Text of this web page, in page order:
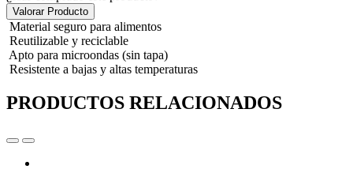
Valorar Producto
Material seguro para alimentos
Reutilizable y reciclable
Apto para microondas (sin tapa)
Resistente a bajas y altas temperaturas
PRODUCTOS RELACIONADOS